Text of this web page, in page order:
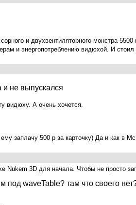
и двухвентиляторного монстра
и энергопотреблению видюхой. И
и не выпускался
видюху. А очень хочется.
заплачу 500 р за карточку) Да и как в
Nukem 3D для начала. Чтобы не просто
под waveTable? там что своего